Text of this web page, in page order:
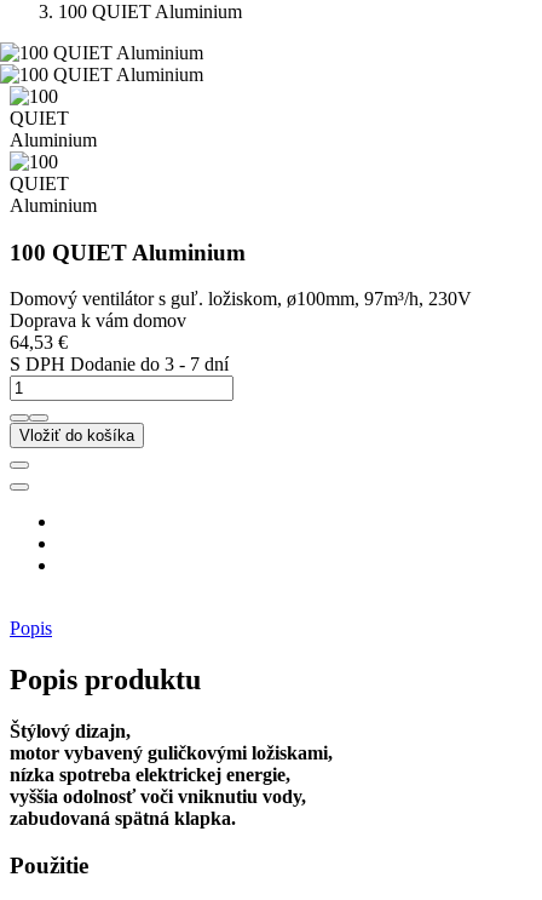
100 QUIET Aluminium
100 QUIET Aluminium
Domový ventilátor s guľ. ložiskom, ø100mm, 97m³/h, 230V
Doprava k vám domov
64,53 €
S DPH Dodanie do 3 - 7 dní
Vložiť do košíka
Popis
Popis produktu
Štýlový dizajn,
motor vybavený guličkovými ložiskami,
nízka spotreba elektrickej energie,
vyššia odolnosť voči vniknutiu vody,
zabudovaná spätná klapka.
Použitie